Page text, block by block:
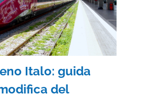
Italo: guida
del